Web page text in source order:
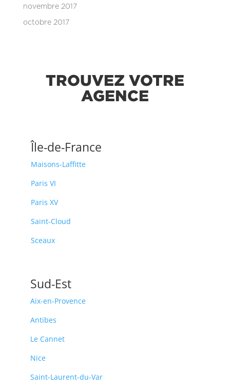
novembre 2017
octobre 2017
TROUVEZ VOTRE
AGENCE
Île-de-France
Maisons-Laffitte
Paris VI
Paris XV
Saint-Cloud
Sceaux
Sud-Est
Aix-en-Provence
Antibes
Le Cannet
Nice
Saint-Laurent-du-Var